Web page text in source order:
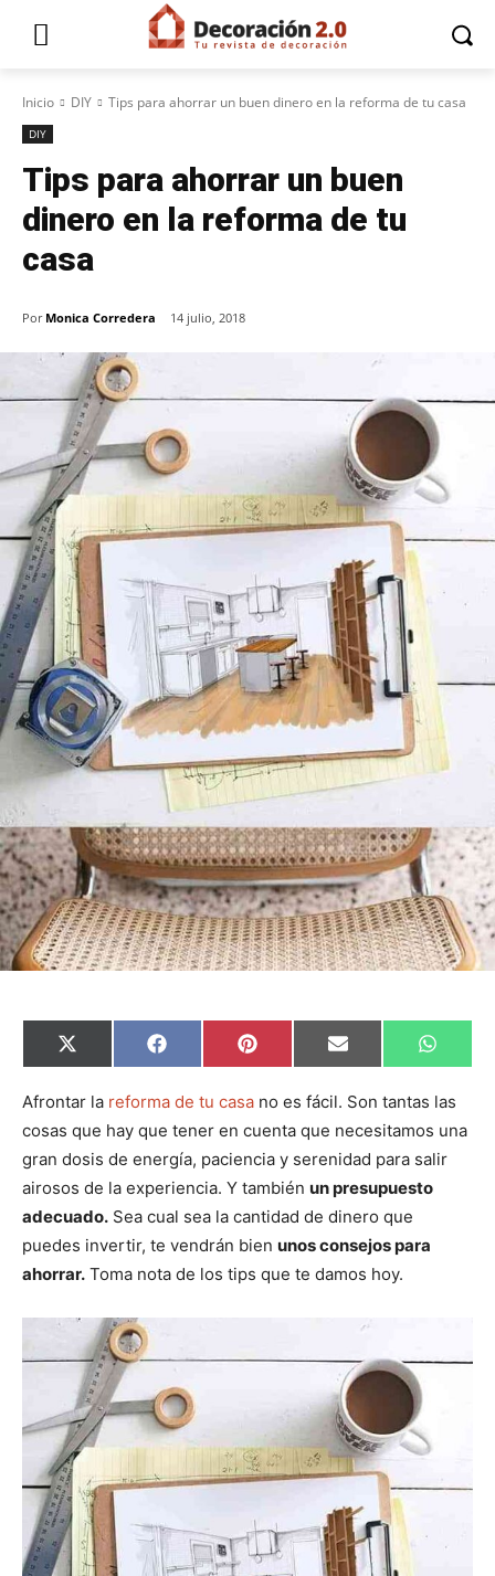
Inicio DIY Tips para ahorrar un buen dinero en la reforma de tu casa
DIY
Tips para ahorrar un buen
dinero en la reforma de tu
casa
Por Monica Corredera 14 julio, 2018
C
o
p
r
i
r
e
n
X
(
w
t
t
e
r
)
C
o
p
r
i
r
e
n
F
a
e
o
o
k
C
o
p
r
i
r
e
n
P
i
t
r
e
s
t
C
o
p
r
t
i
r
e
n
E
m
i
C
o
p
r
t
i
W
h
t
A
p
p
Afrontar la reforma de tu casa no es fácil. Son tantas las
cosas que hay que tener en cuenta que necesitamos una
gran dosis de energía, paciencia y serenidad para salir
airosos de la experiencia. Y también un presupuesto
adecuado. Sea cual sea la cantidad de dinero que
puedes invertir, te vendrán bien unos consejos para
ahorrar. Toma nota de los tips que te damos hoy.